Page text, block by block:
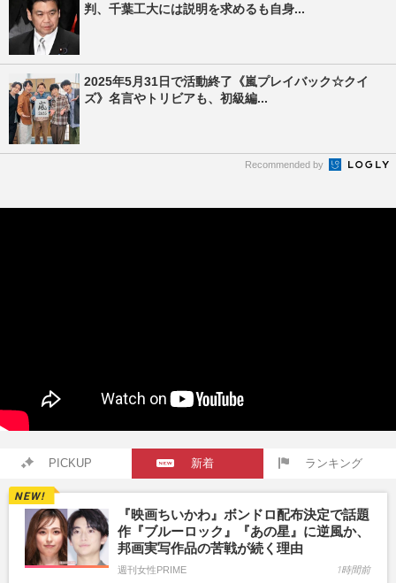
判、千葉工大には説明を求めるも自身...
2025年5月31日で活動終了《嵐プレイバック☆クイ
ズ》名言やトリビアも、初級編...
Recommended by
PICKUP 新着 ランキング
『映画ちいかわ』ボンドロ配布決定で話題
作『ブルーロック』『あの星』に逆風か、
邦画実写作品の苦戦が続く理由
週刊女性PRIME 1時間前